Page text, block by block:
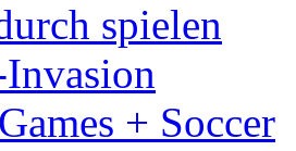
spielen
+ Soccer